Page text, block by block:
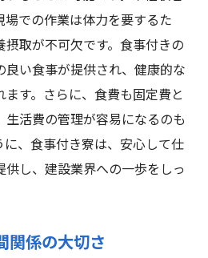
での作業は体力を要するた
取が不可欠です。食事付きの
い食事が提供され、健康的な
す。さらに、食費も固定費と
生活費の管理が容易になるのも
、食事付き寮は、安心して仕
し、建設業界への一歩をしっ
関係の大切さ